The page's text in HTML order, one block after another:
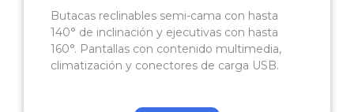
Butacas reclinables semi-cama con hasta
140° de inclinación y ejecutivas con hasta
160°. Pantallas con contenido multimedia,
climatización y conectores de carga USB.